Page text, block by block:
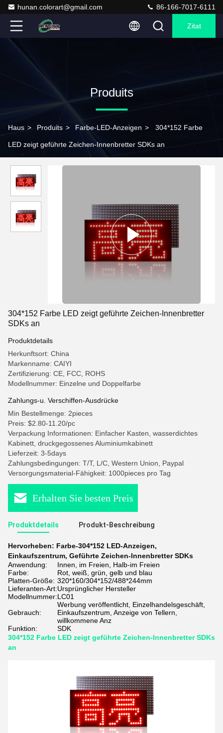
hunan.colorart@gmail.com 86-166-7017-6111
Zitat
Produits
Haus > Produits > Farbe-LED-Anzeigen > 304*152 Farbe
LED zeigt geführte Zeichen-Innenbretter SDKs an
304*152 Farbe LED zeigt geführte Zeichen-Innenbretter
SDKs an
Produktdetails
Herkunftsort: China
Markenname: CAIYI
Zertifizierung: CE, FCC, ROHS
Modellnummer: Einzelne und Doppelfarbe
Zahlungs-u. Verschiffen-Ausdrücke
Min Bestellmenge: 2pieces
Preis: $2.80-11.20/pc
Verpackung Informationen: Einfacher Kasten, wasserdichtes
Kabinett, druckgegossenes Aluminiumkabinett
Lieferzeit: 3-5days
Zahlungsbedingungen: T/T, L/C, Western Union, Paypal
Versorgungsmaterial-Fähigkeit: 1000pieces pro Tag
Erhalten Sie besten Preis
Produktdetails Produkt-Beschreibung
Hervorheben: Farbe-304*152 LED-Anzeigen,
Einkaufszentrum, Geführte Zeichen-Innenbretter SDKs
Anwendung:
Innen, im Freien, Halb-im Freien
Farbe:
Rot, weiß, grün, gelb und blau
Platten-Größe: 320*160/304*152/488*244mm
Lieferanten-Art:Ursprünglicher Hersteller
Modellnummer:LC01
Gebrauch:
Werbung veröffentlicht, Einzelhandelsgeschäft,
Einkaufszentrum, Anzeige von Tellern,
willkommene Anz
Funktion:
SDK
304*152 Farbe LED zeigt geführte Zeichen-Innenbretter SDKs
an